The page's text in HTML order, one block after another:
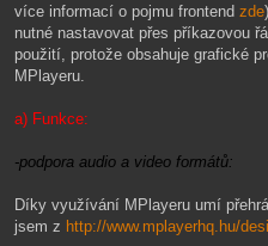
více informací o pojmu frontend zde
nutné nastavovat přes příkazovou
použití, protože obsahuje grafické
MPlayeru.
a) Funkce:
-podpora audio a video formátů:
Díky využívání MPlayeru umí
jsem z http://www.mplayerhq.hu/